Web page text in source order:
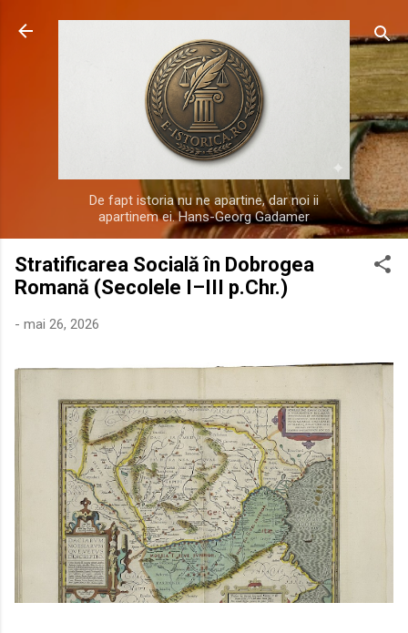
Treceți la conținutul principal
De fapt istoria nu ne apartine, dar noi ii
apartinem ei. Hans-Georg Gadamer
Stratificarea Socială în Dobrogea
Romană (Secolele I–III p.Chr.)
- mai 26, 2026